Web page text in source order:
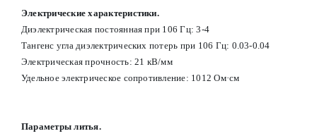
Электрические характеристики.
Диэлектрическая постоянная при 106 Гц: 3-4
Тангенс угла диэлектрических потерь при 106 Гц: 0.03-0.04
Электрическая прочность: 21 кВ/мм
Удельное электрическое сопротивление: 1012 Ом·см
Параметры литья.